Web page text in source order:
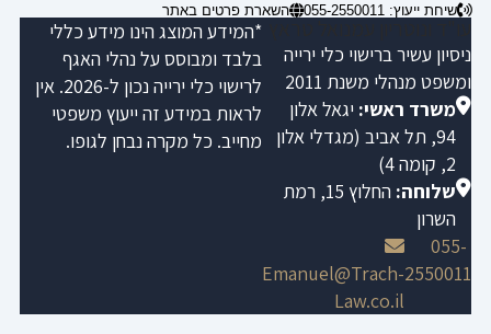
שיחת ייעוץ: 055-2550011 השארת פרטים באתר
ניסיון עשיר ברישוי כלי ירייה
ומשפט מנהלי משנת 2011
משרד ראשי: יגאל אלון
94, תל אביב (מגדלי אלון
2, קומה 4)
שלוחה:
החלוץ 15, רמת
השרון
055-
2550011
Emanuel@Trach-
Law.co.il
*המידע המוצג הינו מידע כללי
בלבד ומבוסס על נהלי האגף
לרישוי כלי ירייה נכון ל-2026. אין
לראות במידע זה ייעוץ משפטי
מחייב. כל מקרה נבחן לגופו.